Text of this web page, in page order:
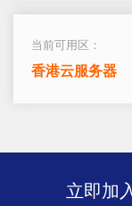
当前可用区：
香港云服务器
立即加